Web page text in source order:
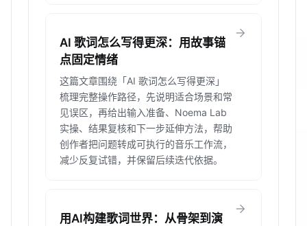
AI 歌词怎么写得更深：用故事锚
点固定情绪
这篇文章围绕「AI 歌词怎么写得更深」
梳理完整操作路径，先说明适合场景和常
见误区，再给出输入准备、Noema Lab
实操、结果复核和下一步延伸方法，帮助
创作者把问题转成可执行的音乐工作流，
减少反复试错，并保留后续迭代依据。
arrow_forward
用AI构建歌词世界：从骨架到演
arrow_forward